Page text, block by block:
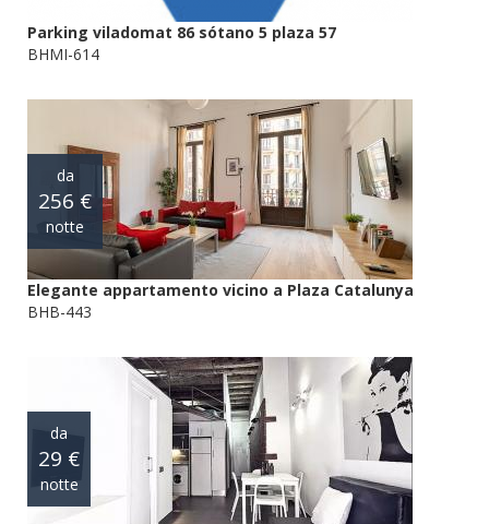
Parking viladomat 86 sótano 5 plaza 57
BHMI-614
da
256 €
notte
Elegante appartamento vicino a Plaza Catalunya
BHB-443
da
29 €
notte